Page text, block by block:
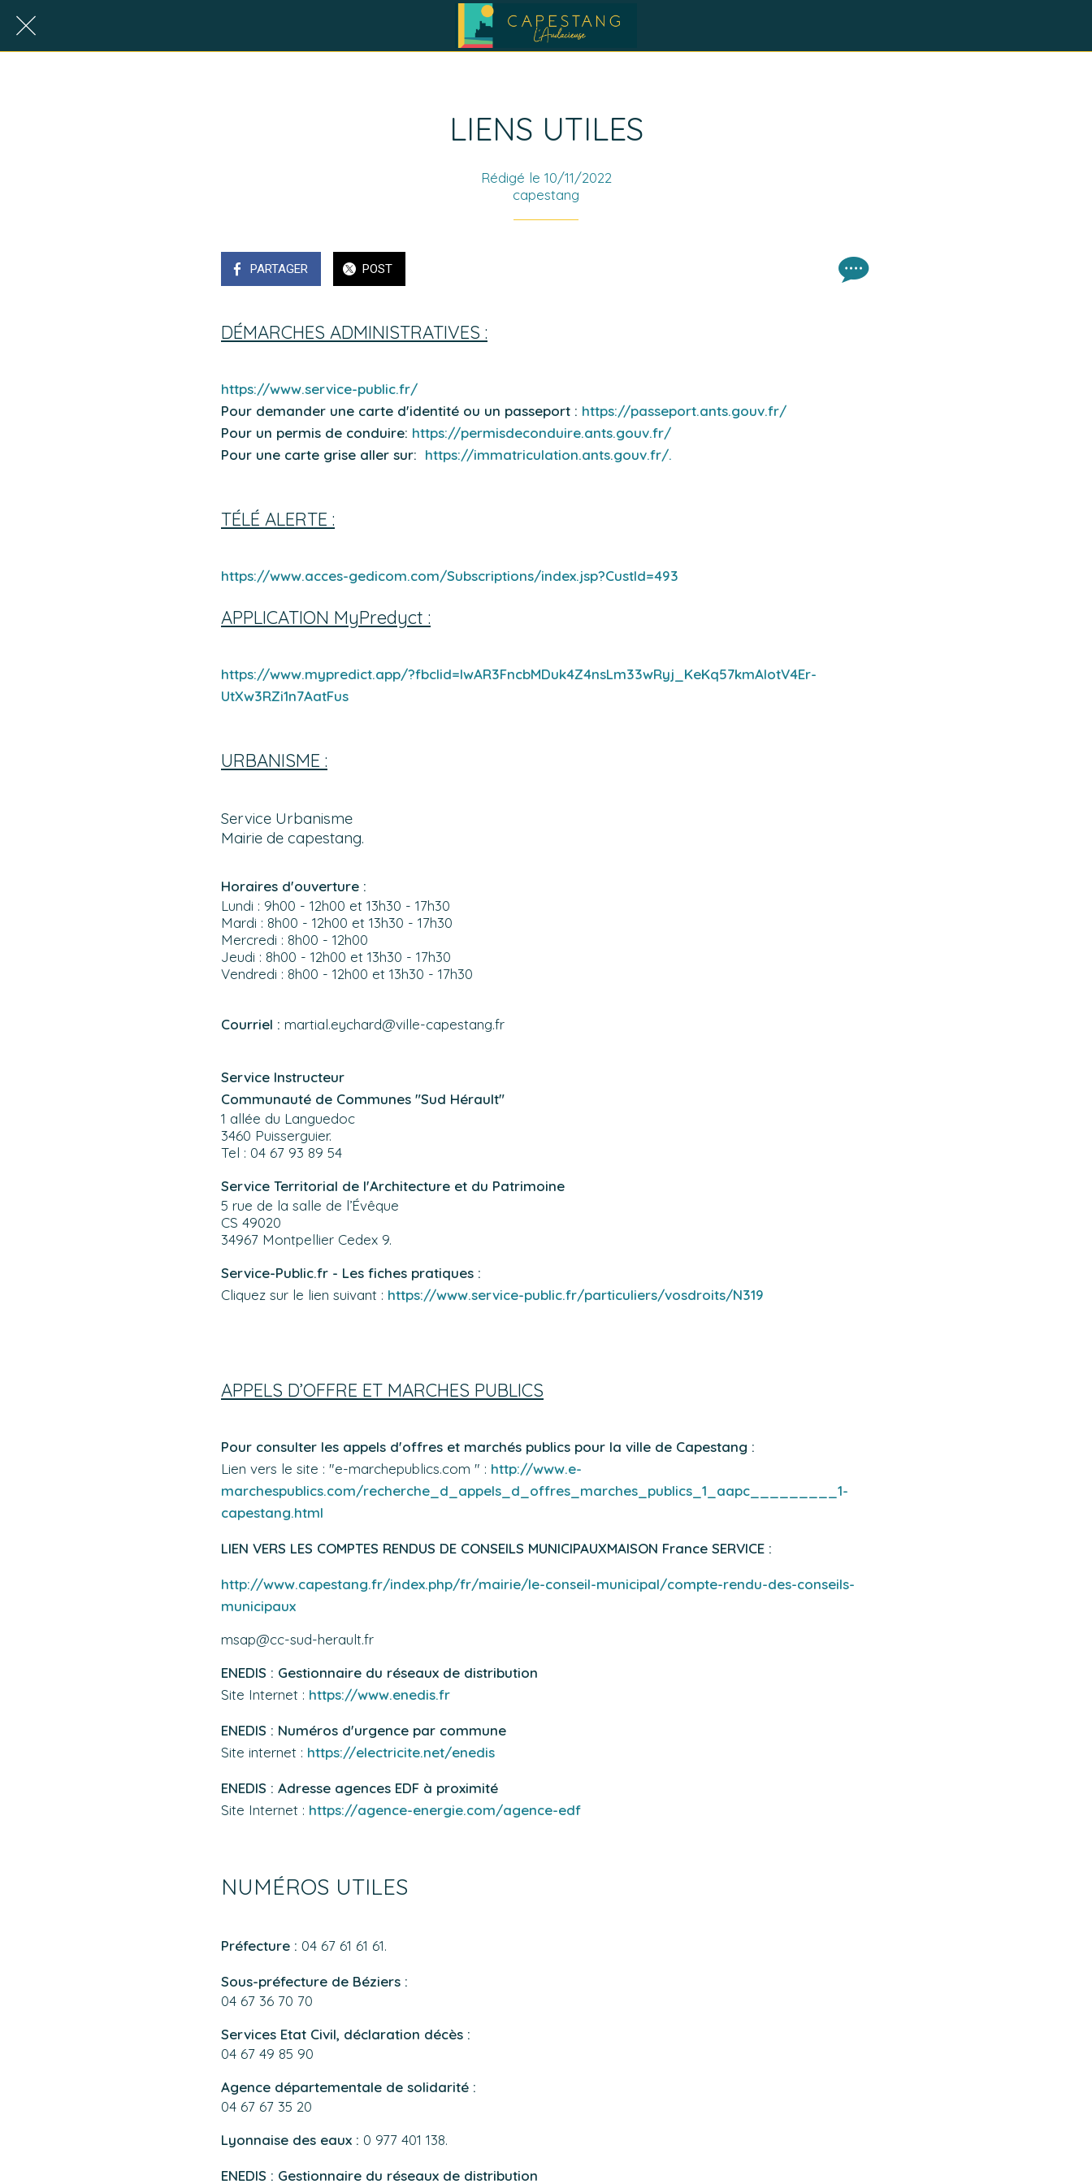
LIENS UTILES
Rédigé le 10/11/2022
capestang
PARTAGER POST
DÉMARCHES ADMINISTRATIVES :
https://www.service-public.fr/
Pour demander une carte d'identité ou un passeport : https://passeport.ants.gouv.fr/
Pour un permis de conduire: https://permisdeconduire.ants.gouv.fr/
Pour une carte grise aller sur: https://immatriculation.ants.gouv.fr/.
TÉLÉ ALERTE :
https://www.acces-gedicom.com/Subscriptions/index.jsp?CustId=493
APPLICATION MyPredyct :
https://www.mypredict.app/?fbclid=IwAR3FncbMDuk4Z4nsLm33wRyj_KeKq57kmAlotV4Er-
UtXw3RZi1n7AatFus
URBANISME :
Service Urbanisme
Mairie de capestang.
Horaires d'ouverture :
Lundi : 9h00 - 12h00 et 13h30 - 17h30
Mardi : 8h00 - 12h00 et 13h30 - 17h30
Mercredi : 8h00 - 12h00
Jeudi : 8h00 - 12h00 et 13h30 - 17h30
Vendredi : 8h00 - 12h00 et 13h30 - 17h30
Courriel : martial.eychard@ville-capestang.fr
Service Instructeur
Communauté de Communes "Sud Hérault"
1 allée du Languedoc
3460 Puisserguier.
Tel : 04 67 93 89 54
Service Territorial de l'Architecture et du Patrimoine
5 rue de la salle de l’Évêque
CS 49020
34967 Montpellier Cedex 9.
Service-Public.fr - Les fiches pratiques :
Cliquez sur le lien suivant : https://www.service-public.fr/particuliers/vosdroits/N319
APPELS D’OFFRE ET MARCHES PUBLICS
Pour consulter les appels d'offres et marchés publics pour la ville de Capestang :
Lien vers le site : "e-marchepublics.com " : http://www.e-
marchespublics.com/recherche_d_appels_d_offres_marches_publics_1_aapc_________1-
capestang.html
LIEN VERS LES COMPTES RENDUS DE CONSEILS MUNICIPAUXMAISON France SERVICE :
http://www.capestang.fr/index.php/fr/mairie/le-conseil-municipal/compte-rendu-des-conseils-
municipaux
msap@cc-sud-herault.fr
ENEDIS : Gestionnaire du réseaux de distribution
Site Internet : https://www.enedis.fr
ENEDIS : Numéros d'urgence par commune
Site internet : https://electricite.net/enedis
ENEDIS : Adresse agences EDF à proximité
Site Internet : https://agence-energie.com/agence-edf
NUMÉROS UTILES
Préfecture : 04 67 61 61 61.
Sous-préfecture de Béziers :
04 67 36 70 70
Services Etat Civil, déclaration décès :
04 67 49 85 90
Agence départementale de solidarité :
04 67 67 35 20
Lyonnaise des eaux : 0 977 401 138.
ENEDIS : Gestionnaire du réseaux de distribution